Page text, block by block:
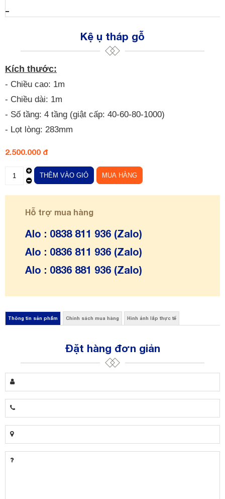
Kệ ụ tháp gỗ
Kích thước:
- Chiều cao: 1m
- Chiều dài: 1m
- Số tầng: 4 tầng (giật cấp: 40-60-80-1000)
- Lọt lòng: 283mm
2.500.000 đ
Hỗ trợ mua hàng
Alo : 0838 811 936 (Zalo)
Alo : 0836 811 936 (Zalo)
Alo : 0836 881 936 (Zalo)
Thông tin sản phẩm Chính sách mua hàng Hình ảnh lắp thực tế
Đặt hàng đơn giản